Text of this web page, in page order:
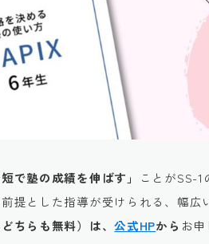
で塾の成績を伸ばす」
ことがSS-
提とした指導が受けられる、幅広
ちらも無料）は、公式HPから お